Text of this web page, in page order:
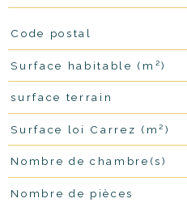
TRAD_PAMPERO_Caracteristique
Code postal
Surface habitable (m²)
surface terrain
Surface loi Carrez (m²)
Nombre de chambre(s)
Nombre de pièces